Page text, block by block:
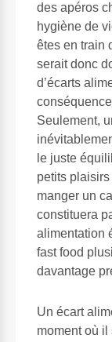
des apéros
hygiène de
êtes en train
serait donc
d’écarts
Seulement,
le juste
petits plaisirs
manger un
constituera
alimentation
fast food
davantage
Un écart
moment où